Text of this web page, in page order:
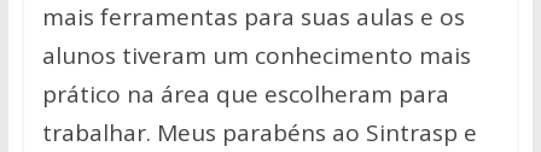
mais ferramentas para suas aulas e os
alunos tiveram um conhecimento mais
prático na área que escolheram para
trabalhar. Meus parabéns ao Sintrasp e